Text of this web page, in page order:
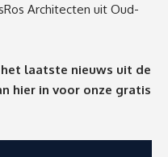
Architecten uit Oud-
laatste nieuws uit de
hier in voor onze gratis